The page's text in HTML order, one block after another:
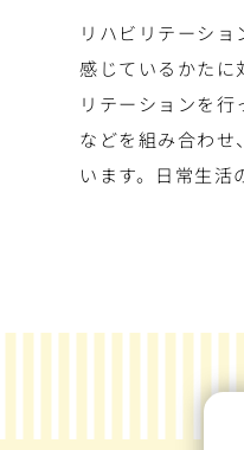
リハビリテーシ
感じているかたに
リテーションを
などを組み合わ
います。日常生活